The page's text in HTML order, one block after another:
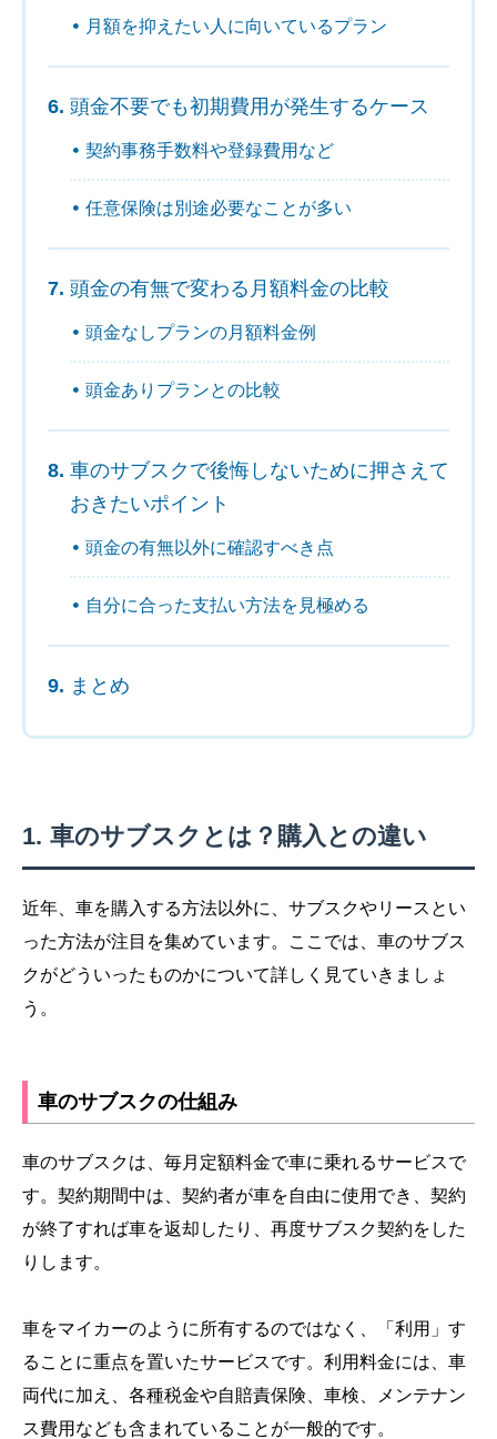
月額を抑えたい人に向いているプラン
頭金不要でも初期費用が発生するケース
契約事務手数料や登録費用など
任意保険は別途必要なことが多い
頭金の有無で変わる月額料金の比較
頭金なしプランの月額料金例
頭金ありプランとの比較
車のサブスクで後悔しないために押さえて
おきたいポイント
頭金の有無以外に確認すべき点
自分に合った支払い方法を見極める
まとめ
車のサブスクとは？購入との違い
近年、車を購入する方法以外に、サブスクやリースとい
った方法が注目を集めています。ここでは、車のサブス
クがどういったものかについて詳しく見ていきましょ
う。
車のサブスクの仕組み
車のサブスクは、毎月定額料金で車に乗れるサービスで
す。契約期間中は、契約者が車を自由に使用でき、契約
が終了すれば車を返却したり、再度サブスク契約をした
りします。
車をマイカーのように所有するのではなく、「利用」す
ることに重点を置いたサービスです。利用料金には、車
両代に加え、各種税金や自賠責保険、車検、メンテナン
ス費用なども含まれていることが一般的です。